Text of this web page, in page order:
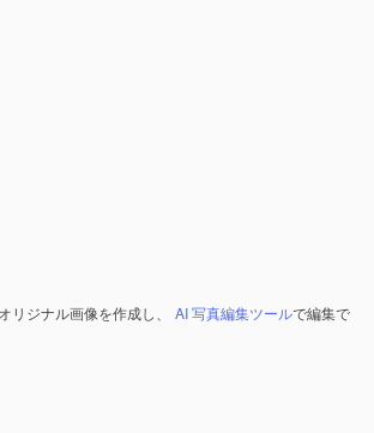
リジナル画像を作成し、 AI 写真編集ツールで編集で